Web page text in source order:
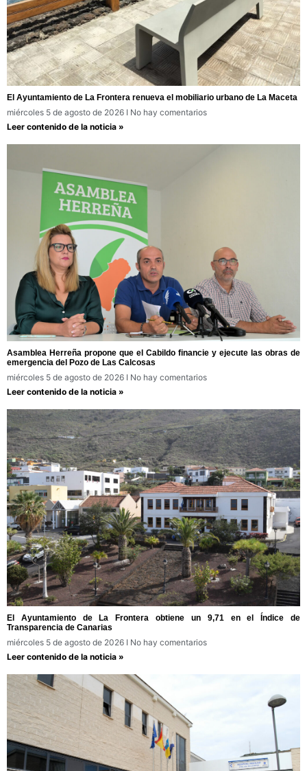
El Ayuntamiento de La Frontera renueva el mobiliario urbano de La Maceta
miércoles 5 de agosto de 2026
No hay comentarios
Leer contenido de la noticia »
Asamblea Herreña propone que el Cabildo financie y ejecute las obras de
emergencia del Pozo de Las Calcosas
miércoles 5 de agosto de 2026
No hay comentarios
Leer contenido de la noticia »
El Ayuntamiento de La Frontera obtiene un 9,71 en el Índice de
Transparencia de Canarias
miércoles 5 de agosto de 2026
No hay comentarios
Leer contenido de la noticia »